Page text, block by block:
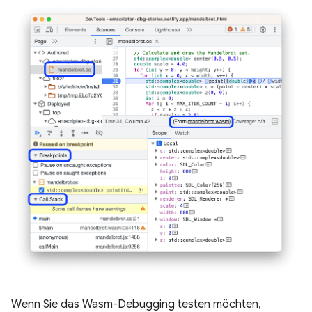
Wenn Sie das Wasm-Debugging testen möchten,